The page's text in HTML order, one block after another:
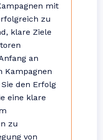
mit
zu
klare Ziele
an
Kampagnen
den Erfolg
eine klare
zu
von